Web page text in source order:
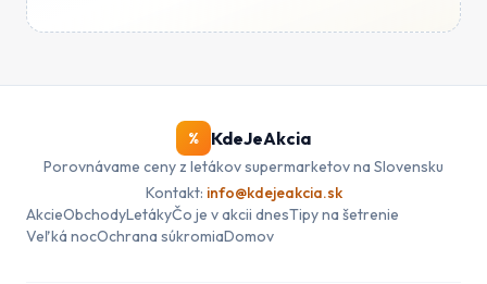
% KdeJeAkcia
Porovnávame ceny z letákov supermarketov na Slovensku
Kontakt: info@kdejeakcia.sk
AkcieObchodyLetákyČo je v akcii dnesTipy na šetrenie
Veľká nocOchrana súkromiaDomov